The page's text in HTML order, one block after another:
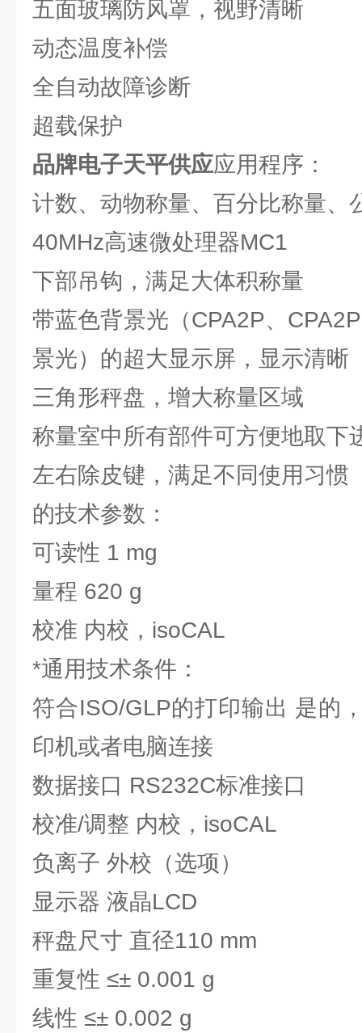
五面玻璃防风罩，视野清晰
动态温度补偿
全自动故障诊断
超载保护
品牌电子天平供应应用程序：
计数、动物称量、百分比称量、
40MHz高速微处理器MC1
下部吊钩，满足大体积称量
带蓝色背景光（CPA2P、
景光）的超大显示屏，显示清晰
三角形秤盘，增大称量区域
称量室中所有部件可方便地取下
左右除皮键，满足不同使用习惯
的技术参数：
可读性 1 mg
量程 620 g
校准 内校，isoCAL
*通用技术条件：
符合ISO/GLP的打印输出 是的
印机或者电脑连接
数据接口 RS232C标准接口
校准/调整 内校，isoCAL
负离子 外校（选项）
显示器 液晶LCD
秤盘尺寸 直径110 mm
重复性 ≤± 0.001 g
线性 ≤± 0.002 g